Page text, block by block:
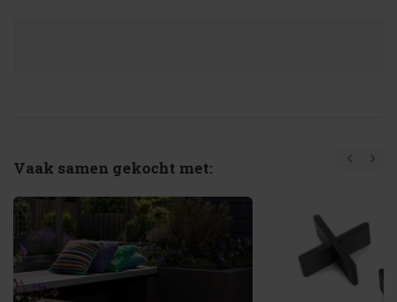
Vaak samen gekocht met: